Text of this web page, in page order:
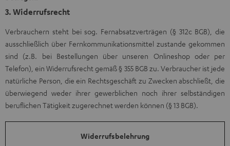
3. Widerrufsrecht
Verbrauchern steht bei sog. Fernabsatzverträgen (§ 312c BGB), die
ausschließlich über Fernkommunikationsmittel zustande gekommen
sind (z.B. bei Bestellungen über unseren Onlineshop oder per
Telefon), ein Widerrufsrecht gemäß § 355 BGB zu. Verbraucher ist jede
natürliche Person, die ein Rechtsgeschäft zu Zwecken abschließt, die
überwiegend weder ihrer gewerblichen noch ihrer selbständigen
beruflichen Tätigkeit zugerechnet werden können (§ 13 BGB).
Widerrufsbelehrung